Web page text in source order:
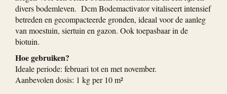
divers bodemleven. Dcm Bodemactivator vitaliseert intensief
betreden en gecompacteerde gronden, ideaal voor de aanleg
van moestuin, siertuin en gazon. Ook toepasbaar in de
biotuin.
Hoe gebruiken?
Ideale periode: februari tot en met november.
Aanbevolen dosis: 1 kg per 10 m²